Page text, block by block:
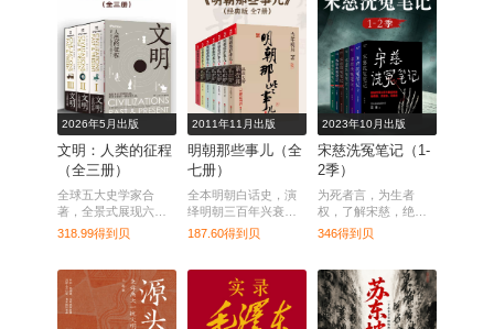
课程
每天听本书
电子书
2026年5月出版
文明：人类的征程
（全三册）
全球五大史学家合
著，全景式展现六大
洲文明互动与历史转
318.99得到贝
2011年11月出版
明朝那些事儿（全
七册）
全本明朝白话史，演
绎明朝三百年兴衰风
云。
187.60得到贝
2023年10月出版
宋慈洗冤笔记（1-
2季）
为死者言，为生者
权，了解宋慈，绝大
多数人都读这本。
346得到贝